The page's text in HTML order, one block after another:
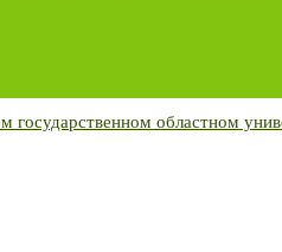
государственном областном